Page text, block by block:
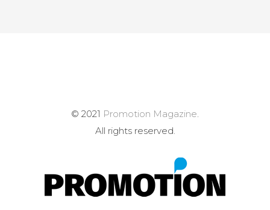
© 2021 Promotion Magazine.
All rights reserved.